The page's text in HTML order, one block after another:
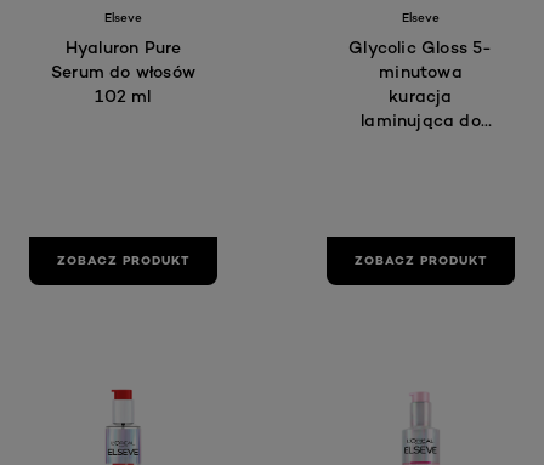
Elseve
Hyaluron Pure
Serum do włosów
102 ml
ZOBACZ PRODUKT
Elseve
Glycolic Gloss 5-
minutowa
kuracja
laminująca do
ZOBACZ PRODUKT